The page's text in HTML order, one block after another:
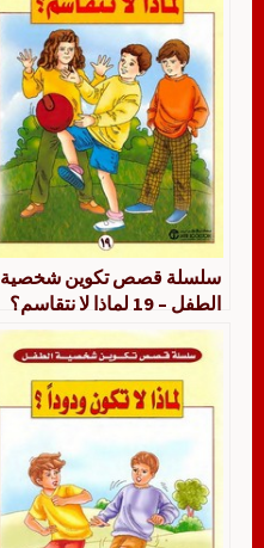
سلسلة قصص تكوين شخصية
الطفل – 19 لماذا لا نتقاسم؟